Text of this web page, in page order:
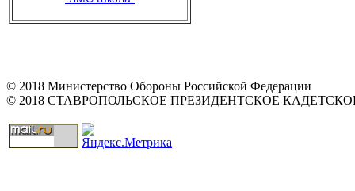
© 2018 Министерство Обороны Российской Федерации
© 2018 СТАВРОПОЛЬСКОЕ ПРЕЗИДЕНТСКОЕ